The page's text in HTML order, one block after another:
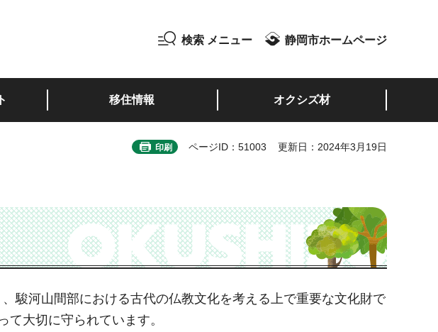
検索 メニュー 静岡市ホームページ
移住情報 オクシズ材
印刷 ページID：51003 更新日：2024年3月19日
駿河山間部における古代の仏教文化を考える上で重要な文化財で
大切に守られています。